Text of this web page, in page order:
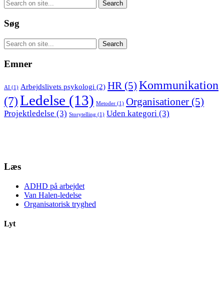
Søg
Emner
AI (1) Arbejdslivets psykologi (2) HR (5) Kommunikation
(7)Ledelse (13) Metoder (1) Organisationer (5)
Projektledelse (3) Storytelling (1) Uden kategori (3)
Læs
ADHD på arbejdet
Van Halen-ledelse
Organisatorisk tryghed
Lyt